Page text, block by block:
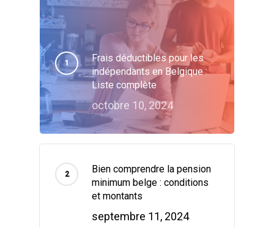
Frais déductibles pour les
indépendants en Belgique :
Liste complète
octobre 10, 2024
Bien comprendre la pension
minimum belge : conditions
et montants
septembre 11, 2024